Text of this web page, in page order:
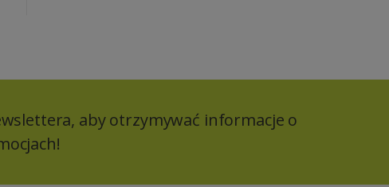
aby otrzymywać informacje o